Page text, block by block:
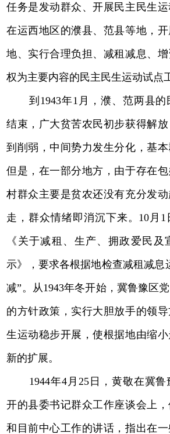
任务是发动群众、开展民主民生
在运西地区的濮县、范县等地，
地、实行合理负担、减租减息、
权为主要内容的民主民生运动试点
到1943年1月，濮、范两县
结束，广大贫苦农民初步获得解
到削弱，中间势力发生分化，基本
但是，在一部分地方，由于存在
村群众主要是贫农还没有充分发
走，群众情绪即消沉下来。10月
《关于减租、生产、拥政爱民及
示》，要求各根据地检查减租减息
减”。从1943年冬开始，冀鲁豫区
的方针政策，实行大胆放手的领
生运动稳步开展，使根据地由缩
新的扩展。
1944年4月25日，黄敬在冀
开的县委书记群众工作座谈会上
和目前中心工作的讲话，指出在